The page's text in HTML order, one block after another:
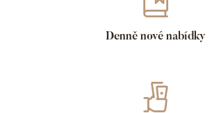
Denně nové nabídky